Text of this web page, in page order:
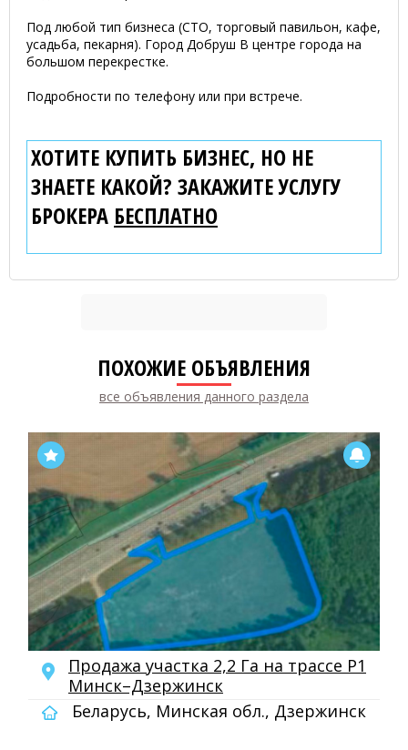
Под любой тип бизнеса (СТО, торговый павильон, кафе,
усадьба, пекарня). Город Добруш В центре города на
большом перекрестке.
Подробности по телефону или при встрече.
ХОТИТЕ КУПИТЬ БИЗНЕС, НО НЕ
ЗНАЕТЕ КАКОЙ? ЗАКАЖИТЕ УСЛУГУ
БРОКЕРА БЕСПЛАТНО
ПОХОЖИЕ ОБЪЯВЛЕНИЯ
все объявления данного раздела
Продажа участка 2,2 Га на трассе Р1
Минск–Дзержинск
Беларусь, Минская обл., Дзержинск